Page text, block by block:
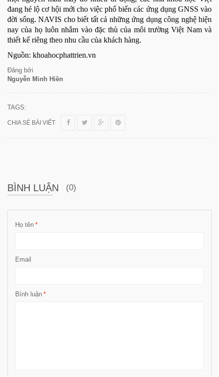
đang hé lộ cơ hội mới cho việc phổ biến các ứng dụng GNSS vào
đời sống. NAVIS cho biết tất cả những ứng dụng công nghệ hiện
nay của họ luôn nhắm vào đặc thù của môi trường Việt Nam và
thiết kế riêng theo nhu cầu của khách hàng.
Nguồn: khoahocphattrien.vn
Đăng bởi
Nguyễn Minh Hiền
TAGS:
CHIA SẺ BÀI VIẾT
BÌNH LUẬN (0)
*
Họ tên
Email
*
Bình luận